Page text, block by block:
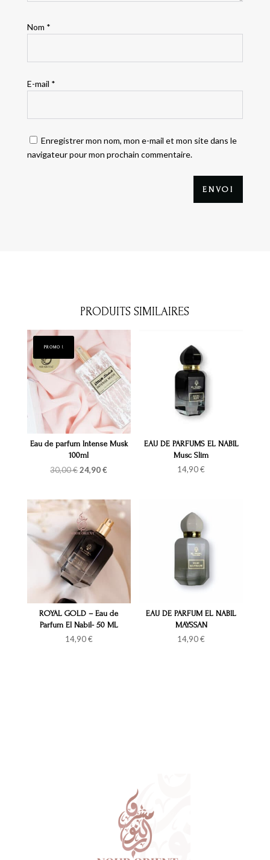
Nom *
E-mail *
Enregistrer mon nom, mon e-mail et mon site dans le
navigateur pour mon prochain commentaire.
ENVOI
PRODUITS SIMILAIRES
PROMO !
Eau de parfum Intense Musk
100ml
30,00€Le
30,00 €.
24,90€
24,90 €.
EAU DE PARFUMS EL NABIL
Musc Slim
14,90€
ROYAL GOLD – Eau de
Parfum El Nabil- 50 ML
14,90€
EAU DE PARFUM EL NABIL
MAYSSAN
14,90€